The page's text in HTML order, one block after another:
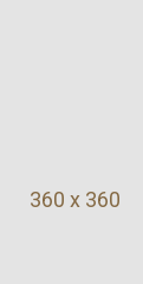
360 x 360